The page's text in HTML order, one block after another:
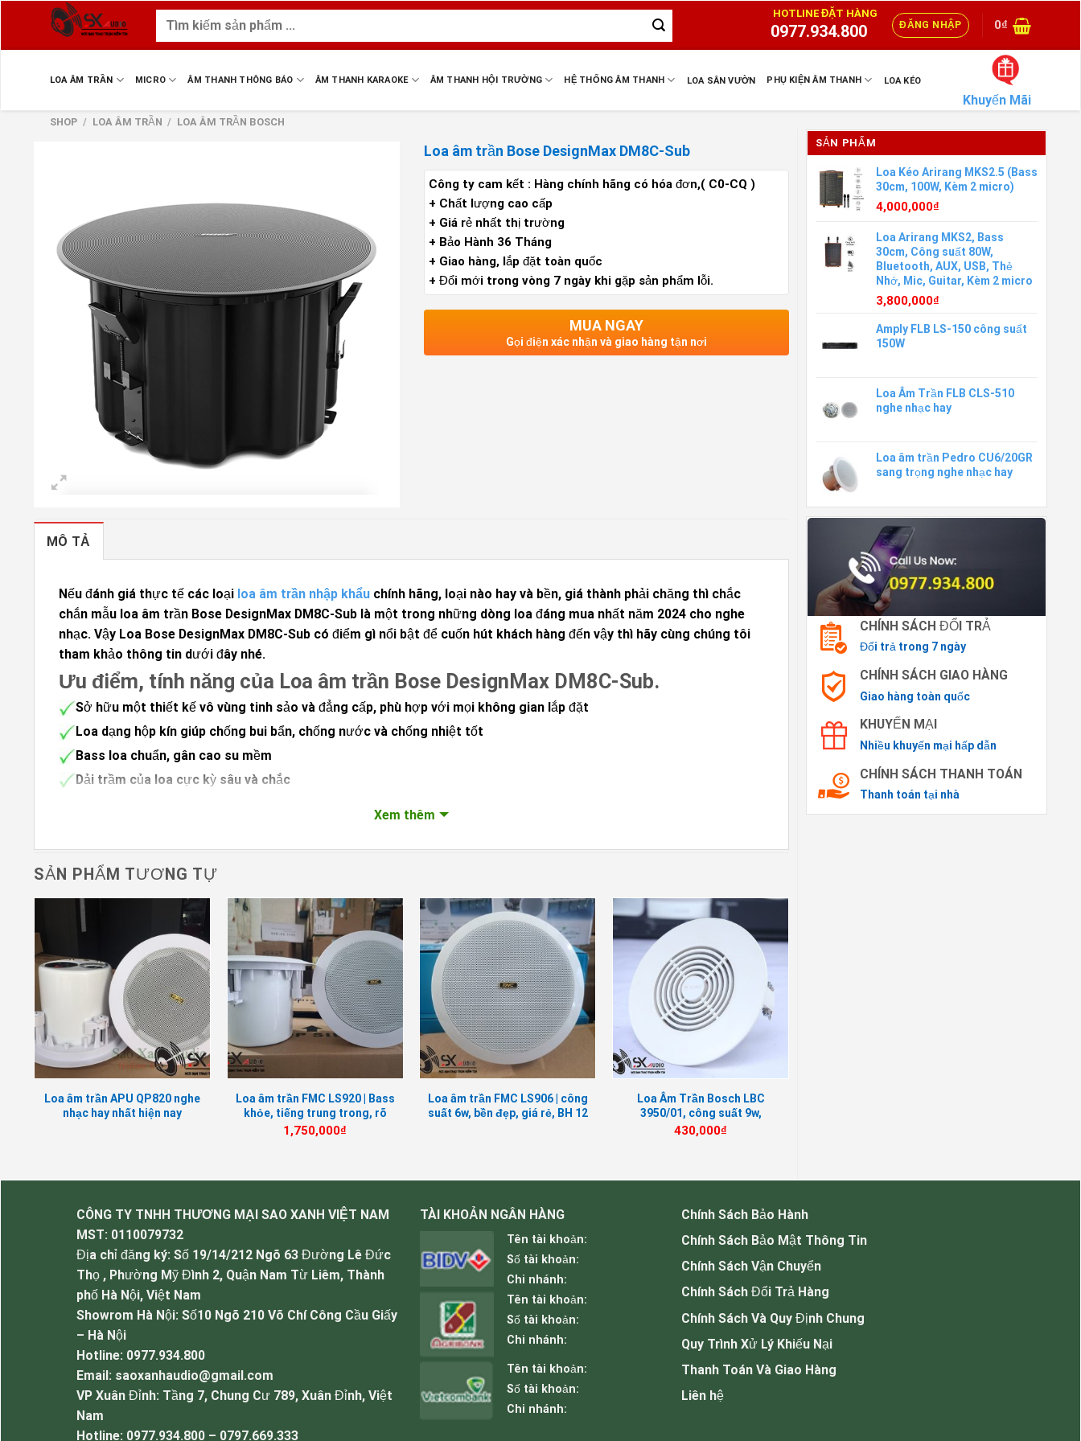
content
kiếm:
HOTLINE ĐẶT HÀNG
0977.934.800 ĐĂNG NHẬP 0₫
LOA ÂM TRẦN MICRO ÂM THANH THÔNG BÁO ÂM THANH KARAOKE ÂM THANH HỘI TRƯỜNG HỆ THỐNG ÂM THANH LOA SÂN VƯỜN PHỤ KIỆN ÂM THANH LOA KÉO
Khuyến Mãi
SHOP / LOA ÂM TRẦN / LOA ÂM TRẦN BOSCH
SẢN PHẨM
Loa Kéo Arirang MKS2.5 (Bass
30cm, 100W, Kèm 2 micro)
4,000,000₫
Loa Arirang MKS2, Bass
30cm, Công suất 80W,
Bluetooth, AUX, USB, Thẻ
Nhớ, Mic, Guitar, Kèm 2 micro
3,800,000₫
Amply FLB LS-150 công suất
150W
Loa Âm Trần FLB CLS-510
nghe nhạc hay
Loa âm trần Pedro CU6/20GR
sang trọng nghe nhạc hay
CHÍNH SÁCH ĐỔI TRẢ
Đổi trả trong 7 ngày
CHÍNH SÁCH GIAO HÀNG
Giao hàng toàn quốc
KHUYẾN MẠI
Nhiều khuyến mại hấp dẫn
CHÍNH SÁCH THANH TOÁN
Thanh toán tại nhà
Loa âm trần Bose DesignMax DM8C-Sub
Công ty cam kết : Hàng chính hãng có hóa đơn,( C0-CQ )
+ Chất lượng cao cấp
+ Giá rẻ nhất thị trường
+ Bảo Hành 36 Tháng
+ Giao hàng, lắp đặt toàn quốc
+ Đổi mới trong vòng 7 ngày khi gặp sản phẩm lỗi.
MUA NGAY
Gọi điện xác nhận và giao hàng tận nơi
MÔ TẢ
Nếu đánh giá thực tế các loại loa âm trần nhập khẩu chính hãng, loại nào hay và bền, giá thành phải chăng thì chắc
chắn mẫu loa âm trần Bose DesignMax DM8C-Sub là một trong những dòng loa đáng mua nhất năm 2024 cho nghe
nhạc. Vậy Loa Bose DesignMax DM8C-Sub có điểm gì nổi bật để cuốn hút khách hàng đến vậy thì hãy cùng chúng tôi
tham khảo thông tin dưới đây nhé.
Ưu điểm, tính năng của Loa âm trần Bose DesignMax DM8C-Sub.
Sở hữu một thiết kế vô vùng tinh sảo và đẳng cấp, phù hợp với mọi không gian lắp đặt
Loa dạng hộp kín giúp chống bui bẩn, chống nước và chống nhiệt tốt
Bass loa chuẩn, gân cao su mềm
Dải trầm của loa cực kỳ sâu và chắc
Căn chỉnh công suất phù hợp với diện tích phòng
Sử dụng chung phù hợp với các loa âm trần khác trong cùng một hệ thống
Xem thêm
SẢN PHẨM TƯƠNG TỰ
Loa âm trần APU QP820 nghe
nhạc hay nhất hiện nay
Loa âm trần FMC LS920 | Bass
khỏe, tiếng trung trong, rõ
ràng chi tiết
1,750,000₫
Loa âm trần FMC LS906 | công
suất 6w, bền đẹp, giá rẻ, BH 12
Loa Âm Trần Bosch LBC
3950/01, công suất 9w,
chuyên thông báo
430,000₫
CÔNG TY TNHH THƯƠNG MẠI SAO XANH VIỆT NAM
MST: 0110079732
Địa chỉ đăng ký: Số 19/14/212 Ngõ 63 Đường Lê Đức
Thọ , Phường Mỹ Đình 2, Quận Nam Từ Liêm, Thành
phố Hà Nội, Việt Nam
Showrom Hà Nội: Số10 Ngõ 210 Võ Chí Công Cầu Giấy
– Hà Nội
Hotline: 0977.934.800
Email: saoxanhaudio@gmail.com
VP Xuân Đỉnh: Tầng 7, Chung Cư 789, Xuân Đỉnh, Việt
Nam
Hotline: 0977.934.800 – 0797.669.333
TÀI KHOẢN NGÂN HÀNG
Tên tài khoản:
Số tài khoản:
Chi nhánh:
Tên tài khoản:
Số tài khoản:
Chi nhánh:
Tên tài khoản:
Số tài khoản:
Chi nhánh:
Chính Sách Bảo Hành
Chính Sách Bảo Mật Thông Tin
Chính Sách Vận Chuyển
Chính Sách Đổi Trả Hàng
Chính Sách Và Quy Định Chung
Quy Trình Xử Lý Khiếu Nại
Thanh Toán Và Giao Hàng
Liên hệ